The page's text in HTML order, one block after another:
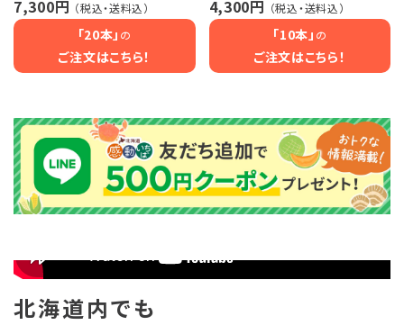
7,300円 （税込・送料込）
「20本」 の
ご注文はこちら！
4,300円 （税込・送料込）
「10本」 の
ご注文はこちら！
北海道内でも